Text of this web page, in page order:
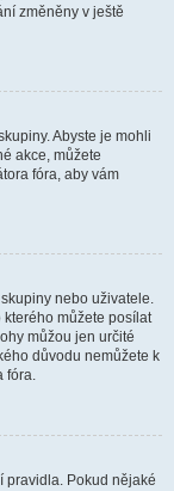
změněny v ještě
Abyste je mohli
akce, můžete
fóra, aby vám
nebo uživatele.
můžete posílat
můžou jen určité
důvodu nemůžete k
fóra.
pravidla. Pokud nějaké